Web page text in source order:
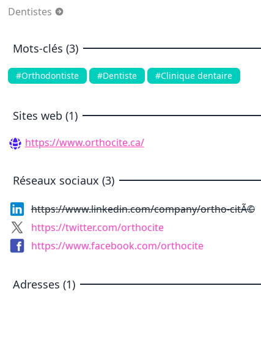
Dentistes
Mots-clés (3)
#Orthodontiste #Dentiste #Clinique dentaire
Sites web (1)
https://www.orthocite.ca/
Réseaux sociaux (3)
https://www.linkedin.com/company/ortho-citÃ©
https://twitter.com/orthocite
https://www.facebook.com/orthocite
Adresses (1)